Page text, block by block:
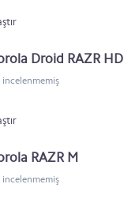
Droid RAZR HD
incelenmemiş
RAZR M
incelenmemiş